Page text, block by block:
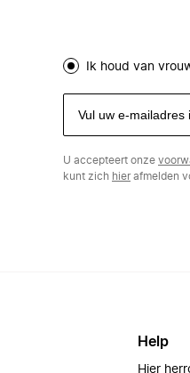
Ik houd van
U accepteert onze
kunt zich hierafmelden
Help
Hier